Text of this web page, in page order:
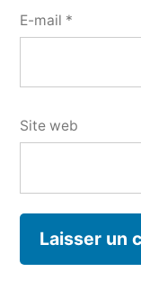
E-mail *
Site web